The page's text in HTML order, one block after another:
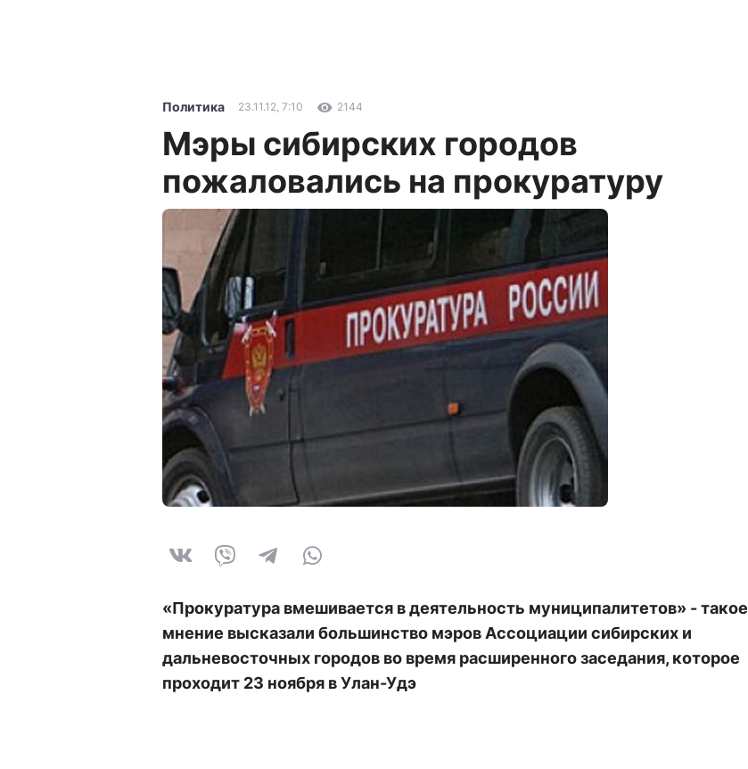
Политика 23.11.12, 7:10 2144
Мэры сибирских городов
пожаловались на прокуратуру
«Прокуратура вмешивается в деятельность муниципалитетов» - такое
мнение высказали большинство мэров Ассоциации сибирских и
дальневосточных городов во время расширенного заседания, которое
проходит 23 ноября в Улан-Удэ